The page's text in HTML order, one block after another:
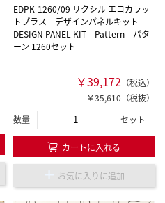
EDPK-1260/09 リクシル エコカラッ
トプラス デザインパネルキット
DESIGN PANEL KIT Pattern パタ
ーン 1260セット
￥39,172 （税込）
￥35,610（税抜）
数量
セット
カートに入れる
お気に入りに追加